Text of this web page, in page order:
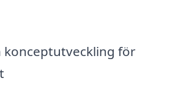
konceptutveckling för